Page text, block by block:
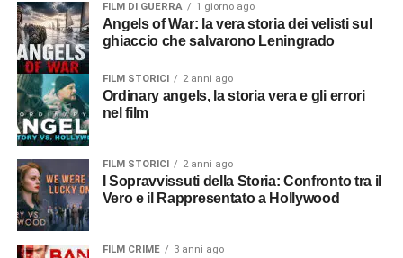
FILM DI GUERRA 1 giorno ago
Angels of War: la vera storia dei velisti sul
ghiaccio che salvarono Leningrado
FILM STORICI 2 anni ago
Ordinary angels, la storia vera e gli errori
nel film
FILM STORICI 2 anni ago
Vero e il Rappresentato a Hollywood
FILM CRIME 3 anni ago